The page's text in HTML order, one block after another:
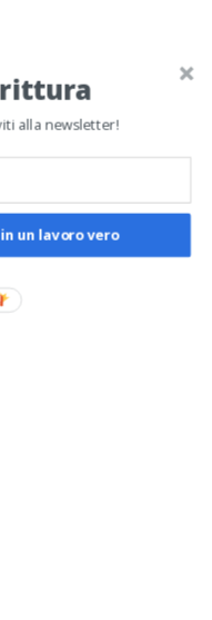
alla newsletter!
un lavoro vero